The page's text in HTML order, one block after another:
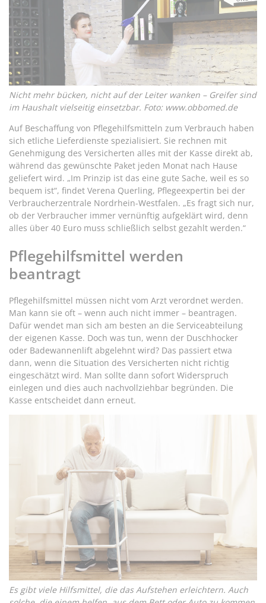
Nicht mehr bücken, nicht auf der Leiter wanken – Greifer sind
im Haushalt vielseitig einsetzbar. Foto: www.obbomed.de
Auf Beschaffung von Pflegehilfsmitteln zum Verbrauch haben
sich etliche Lieferdienste spezialisiert. Sie rechnen mit
Genehmigung des Versicherten alles mit der Kasse direkt ab,
während das gewünschte Paket jeden Monat nach Hause
geliefert wird. „Im Prinzip ist das eine gute Sache, weil es so
bequem ist“, findet Verena Querling, Pflegeexpertin bei der
Verbraucherzentrale Nordrhein-Westfalen. „Es fragt sich nur,
ob der Verbraucher immer vernünftig aufgeklärt wird, denn
alles über 40 Euro muss schließlich selbst gezahlt werden.“
Pflegehilfsmittel werden
beantragt
Pflegehilfsmittel müssen nicht vom Arzt verordnet werden.
Man kann sie oft – wenn auch nicht immer – beantragen.
Dafür wendet man sich am besten an die Serviceabteilung
der eigenen Kasse. Doch was tun, wenn der Duschhocker
oder Badewannenlift abgelehnt wird? Das passiert etwa
dann, wenn die Situation des Versicherten nicht richtig
eingeschätzt wird. Man sollte dann sofort Widerspruch
einlegen und dies auch nachvollziehbar begründen. Die
Kasse entscheidet dann erneut.
Es gibt viele Hilfsmittel, die das Aufstehen erleichtern. Auch